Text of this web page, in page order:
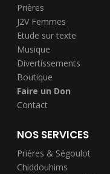
Prières
J2V Femmes
Etude sur texte
Musique
Divertissements
Boutique
Faire un Don
Contact
NOS SERVICES
Prières & Ségoulot
Chiddouhims